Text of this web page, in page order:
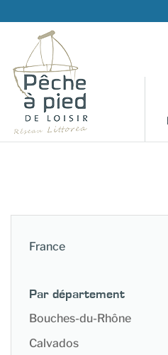
France
Par département
Bouches-du-Rhône
Calvados